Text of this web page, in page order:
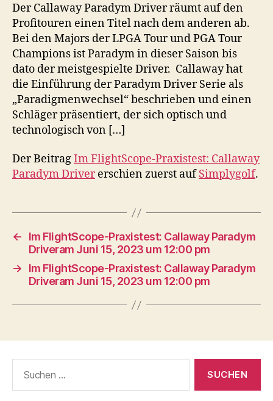
Der Callaway Paradym Driver räumt auf den
Profitouren einen Titel nach dem anderen ab.
Bei den Majors der LPGA Tour und PGA Tour
Champions ist Paradym in dieser Saison bis
dato der meistgespielte Driver. Callaway hat
die Einführung der Paradym Driver Serie als
„Paradigmenwechsel“ beschrieben und einen
Schläger präsentiert, der sich optisch und
technologisch von […]
Der BeitragIm FlightScope-Praxistest: Callaway
Paradym Drivererschien zuerst aufSimplygolf.
←
Im FlightScope-Praxistest: Callaway Paradym
Driveram Juni 15, 2023 um 12:00 pm
→
Im FlightScope-Praxistest: Callaway Paradym
Driveram Juni 15, 2023 um 12:00 pm
nach: